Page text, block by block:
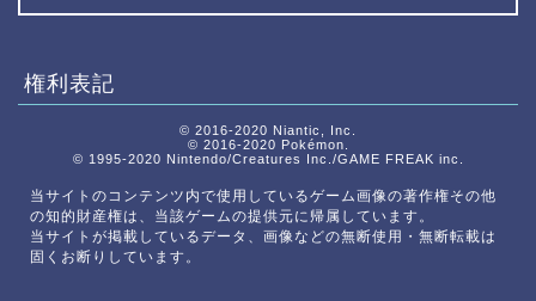
権利表記
© 2016-2020 Niantic, Inc.
© 2016-2020 Pokémon.
© 1995-2020 Nintendo/Creatures Inc./GAME FREAK inc.
当サイトのコンテンツ内で使用しているゲーム画像の著作権その他
の知的財産権は、当該ゲームの提供元に帰属しています。
当サイトが掲載しているデータ、画像などの無断使用・無断転載は
固くお断りしています。